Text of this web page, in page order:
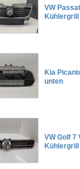
VW
Kia
unten
VW Golf 7